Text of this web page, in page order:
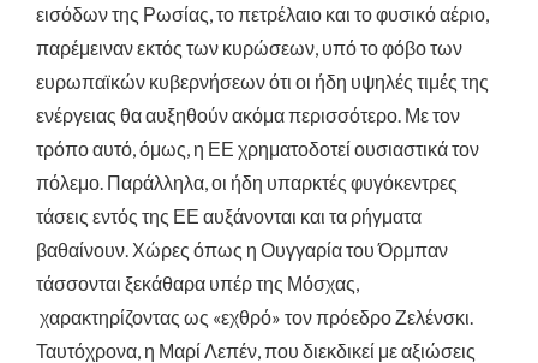
εισόδων της Ρωσίας, το πετρέλαιο και το φυσικό αέριο,
παρέμειναν εκτός των κυρώσεων, υπό το φόβο των
ευρωπαϊκών κυβερνήσεων ότι οι ήδη υψηλές τιμές της
ενέργειας θα αυξηθούν ακόμα περισσότερο. Με τον
τρόπο αυτό, όμως, η ΕΕ χρηματοδοτεί ουσιαστικά τον
πόλεμο. Παράλληλα, οι ήδη υπαρκτές φυγόκεντρες
τάσεις εντός της ΕΕ αυξάνονται και τα ρήγματα
βαθαίνουν. Χώρες όπως η Ουγγαρία του Όρμπαν
τάσσονται ξεκάθαρα υπέρ της Μόσχας,
χαρακτηρίζοντας ως «εχθρό» τον πρόεδρο Ζελένσκι.
Ταυτόχρονα, η Μαρί Λεπέν, που διεκδικεί με αξιώσεις